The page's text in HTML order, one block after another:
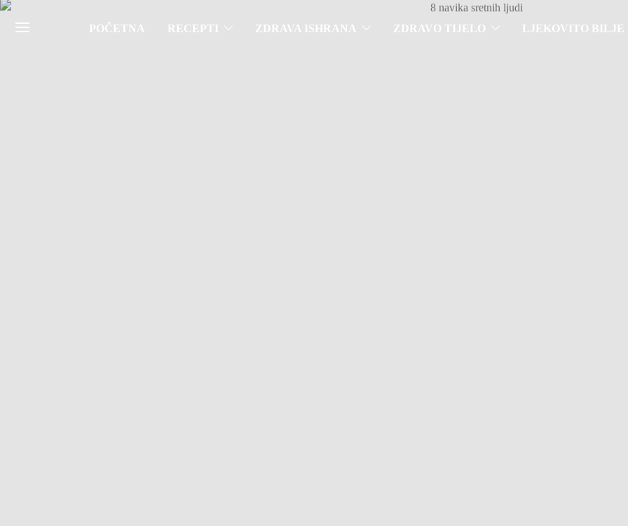
POČETNA RECEPTI ZDRAVA ISHRANA ZDRAVO TIJELO LJEKOVITO BILJE